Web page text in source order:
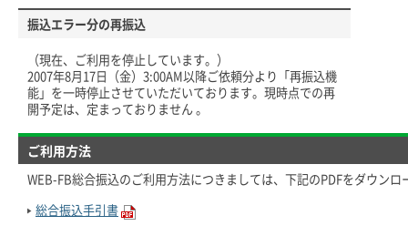
振込エラー分の再振込
（現在、ご利用を停止しています。）
2007年8月17日（金）3:00AM以降ご依頼分より「再振込機
能」を一時停止させていただいております。現時点での再
開予定は、定まっておりません 。
ご利用方法
WEB-FB総合振込のご利用方法につきましては、下記のPDFをダウン
総合振込手引書